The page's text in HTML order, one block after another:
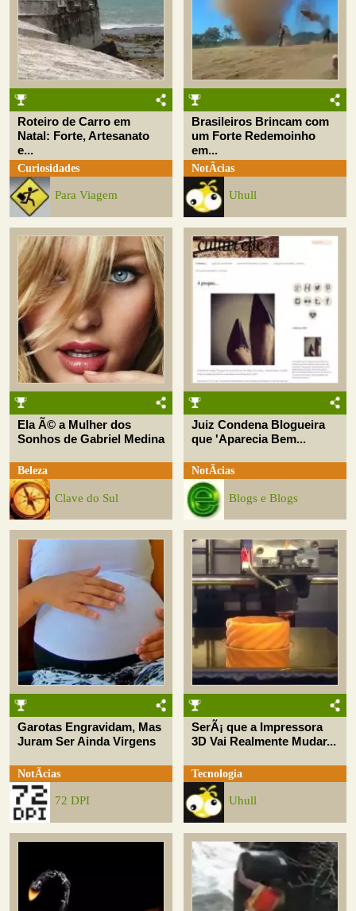
Roteiro de Carro em
Natal: Forte, Artesanato
e...
Curiosidades
Para Viagem
Brasileiros Brincam com
um Forte Redemoinho
em...
NotÃ­cias
Uhull
Ela Ã© a Mulher dos
Sonhos de Gabriel Medina
Beleza
Clave do Sul
Juiz Condena Blogueira
que 'Aparecia Bem...
NotÃ­cias
Blogs e Blogs
Garotas Engravidam, Mas
Juram Ser Ainda Virgens
NotÃ­cias
72 DPI
SerÃ¡ que a Impressora
3D Vai Realmente Mudar...
Tecnologia
Uhull